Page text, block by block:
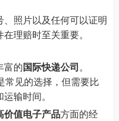
照片以及任何可以证明
理赔时至关重要。
富的国际快递公司。
见的选择，但需要比
输时间。
价值电子产品方面的经